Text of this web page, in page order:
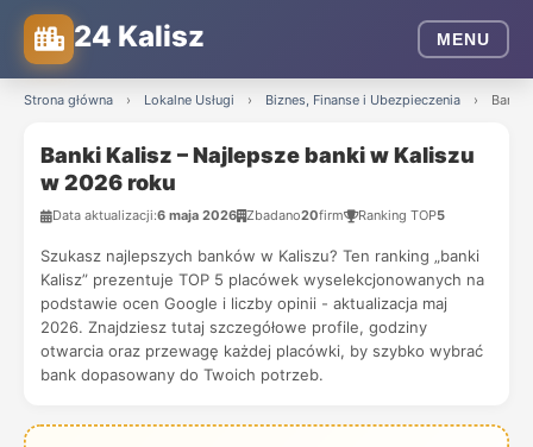
24 Kalisz MENU
Strona główna › Lokalne Usługi › Biznes, Finanse i Ubezpieczenia › Banki
Banki Kalisz – Najlepsze banki w Kaliszu
w 2026 roku
Data aktualizacji:6 maja 2026 Zbadano20firm Ranking TOP5
Szukasz najlepszych banków w Kaliszu? Ten ranking „banki
Kalisz” prezentuje TOP 5 placówek wyselekcjonowanych na
podstawie ocen Google i liczby opinii - aktualizacja maj
2026. Znajdziesz tutaj szczegółowe profile, godziny
otwarcia oraz przewagę każdej placówki, by szybko wybrać
bank dopasowany do Twoich potrzeb.